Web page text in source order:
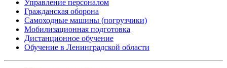
Управление персоналом
Гражданская оборона
Самоходные машины (погрузчики)
Мобилизационная подготовка
Дистанционное обучение
Обучение в Ленинградской области